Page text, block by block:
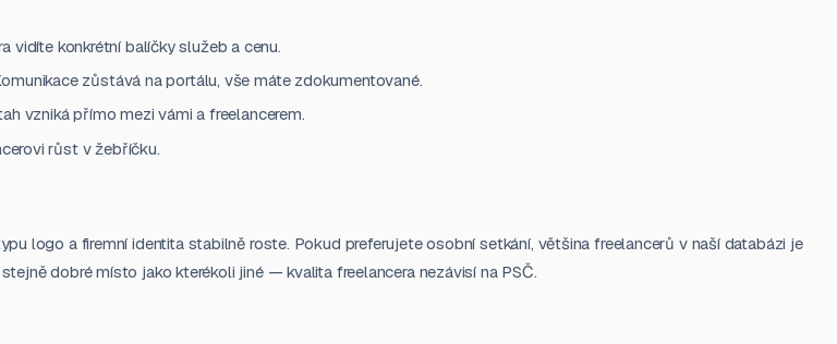
vidíte konkrétní balíčky služeb a cenu.
zůstává na portálu, vše máte zdokumentované.
vzniká přímo mezi vámi a freelancerem.
růst v žebříčku.
logo a firemní identita stabilně roste. Pokud preferujete osobní setkání, většina freelancerů v naší databázi je
dobré místo jako kterékoli jiné — kvalita freelancera nezávisí na PSČ.